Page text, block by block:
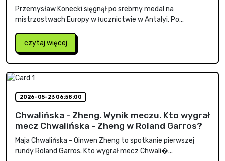
Przemysław Konecki sięgnął po srebrny medal na
mistrzostwach Europy w łucznictwie w Antalyi. Po...
czytaj więcej
2026-05-23 06:58:00
Chwalińska - Zheng. Wynik meczu. Kto wygrał
mecz Chwalińska - Zheng w Roland Garros?
Maja Chwalińska - Qinwen Zheng to spotkanie pierwszej
rundy Roland Garros. Kto wygrał mecz Chwali�...